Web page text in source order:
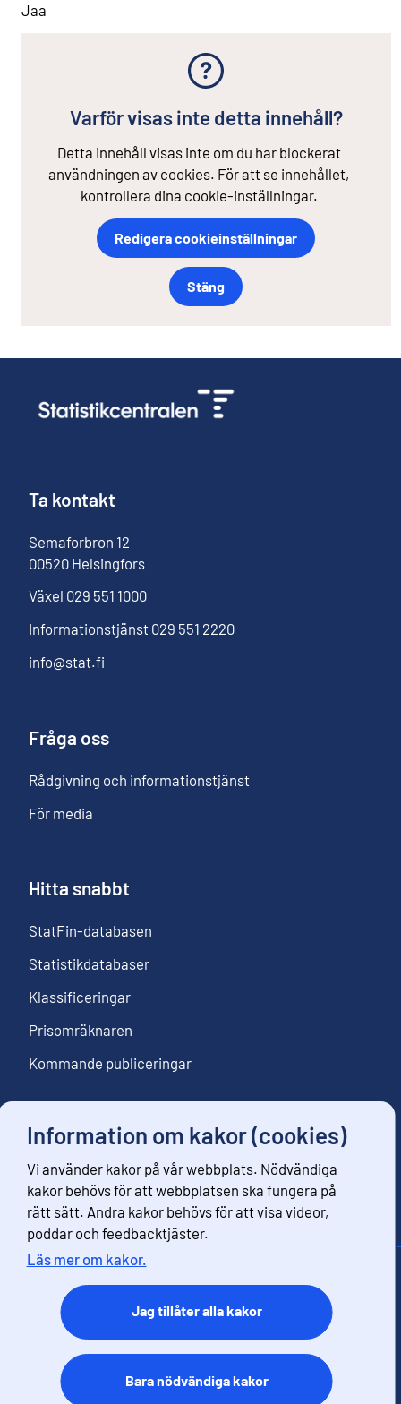
Information om kakor (cookies)
Vi använder kakor på vår webbplats. Nödvändiga
kakor behövs för att webbplatsen ska fungera på
rätt sätt. Andra kakor behövs för att visa videor,
poddar och feedbacktjäster.
Läs mer om kakor.
Jag tillåter alla kakor
Bara nödvändiga kakor
Jaa
Varför visas inte detta innehåll?
Detta innehåll visas inte om du har blockerat
användningen av cookies. För att se innehållet,
kontrollera dina cookie-inställningar.
Redigera cookieinställningar
Stäng
Ta kontakt
Semaforbron 12
00520 Helsingfors
Växel 029 551 1000
Informationstjänst 029 551 2220
info@stat.fi
Fråga oss
Rådgivning och informationstjänst
För media
Hitta snabbt
StatFin-databasen
Statistikdatabaser
Klassificeringar
Prisomräknaren
Kommande publiceringar
Följ oss
Beställ nyhetsbrev
Respons
Användarvillkor
Dataskydd
Tillgänglihet
Information om webbplatsen